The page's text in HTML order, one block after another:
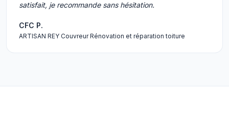
satisfait, je recommande sans hésitation.
CFC P.
ARTISAN REY Couvreur Rénovation et réparation toiture